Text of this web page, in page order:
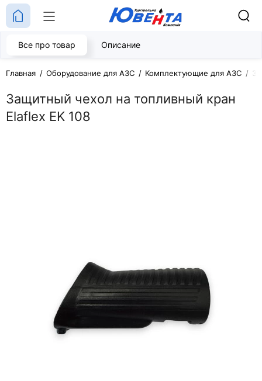
Главная Оборудование для АЗС Комплектующие для АЗС
Защитный чехол на топливный кран
Elaflex EK 108
Все про товар Описание